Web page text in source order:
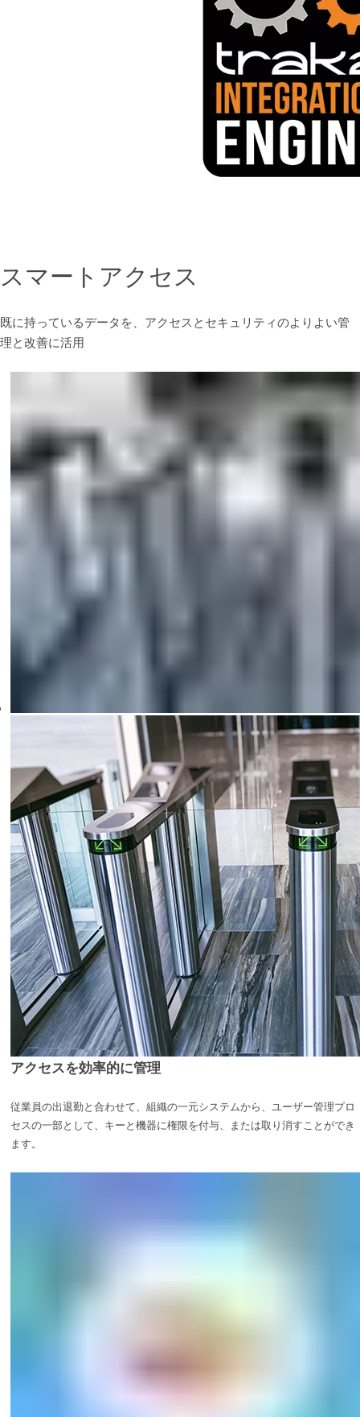
スマートアクセス
既に持っているデータを、アクセスとセキュリティのよりよい管
理と改善に活用
アクセスを効率的に管理
従業員の出退勤と合わせて、組織の一元システムから、ユーザー管理プロ
セスの一部として、キーと機器に権限を付与、または取り消すことができ
ます。